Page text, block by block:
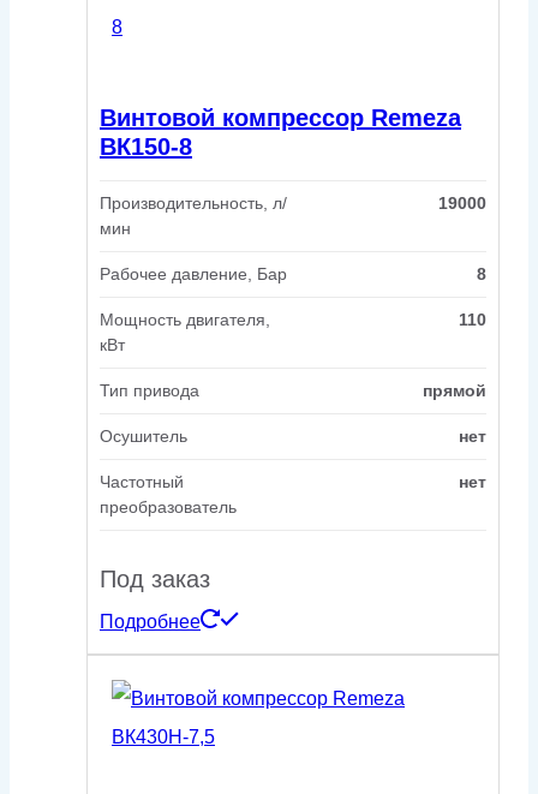
Винтовой компрессор Remeza
ВК150-8
Производительность, л/
мин
19000
Рабочее давление, Бар 8
Мощность двигателя,
кВт
110
Тип привода прямой
Осушитель нет
Частотный
преобразователь
нет
Под заказ
Подробнее